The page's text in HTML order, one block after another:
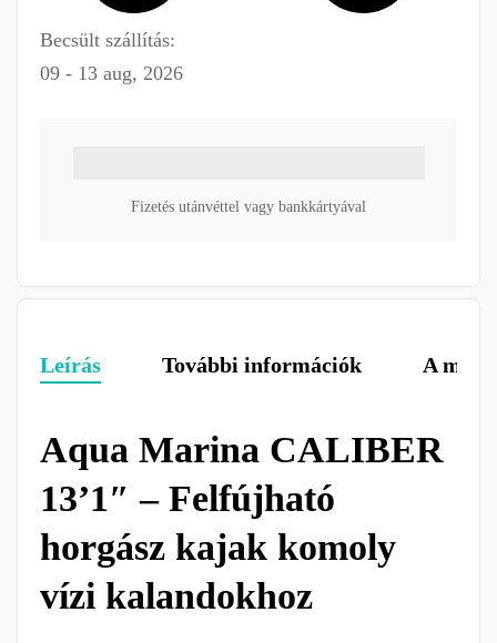
Becsült szállítás:
09 - 13 aug, 2026
Fizetés utánvéttel vagy bankkártyával
Leírás További információk A
Aqua Marina CALIBER
13’1″ – Felfújható
horgász kajak komoly
vízi kalandokhoz